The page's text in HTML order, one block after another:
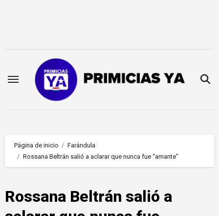
Página de inicio
Farándula
Rossana Beltrán salió a aclarar que nunca fue “amante”
Rossana Beltrán salió a